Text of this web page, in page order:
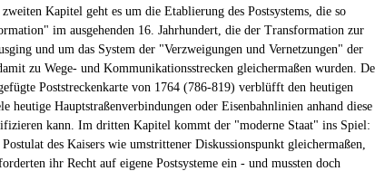
Kapitel geht es um die Etablierung des Postsystems, die so
im ausgehenden 16. Jahrhundert, die der Transformation zur
und um das System der "Verzweigungen und Vernetzungen" der
zu Wege- und Kommunikationsstrecken gleichermaßen wurden.
Poststreckenkarte von 1764 (786-819) verblüfft den heutigen
heutige Hauptstraßenverbindungen oder Eisenbahnlinien anhand diese
kann. Im dritten Kapitel kommt der "moderne Staat" ins Spiel:
des Kaisers wie umstrittener Diskussionspunkt gleichermaßen,
ihr Recht auf eigene Postsysteme ein - und mussten doch